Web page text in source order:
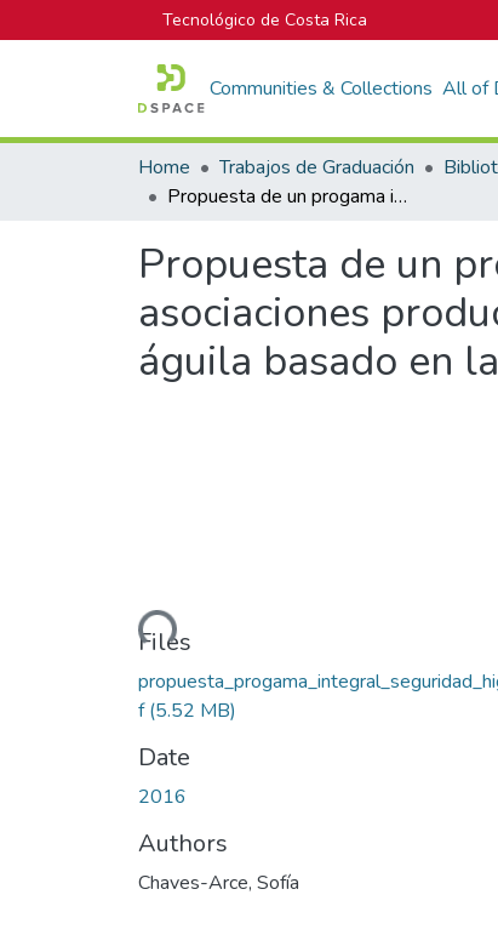
Tecnológico de Costa Rica
Communities & Collections All of
Home Trabajos de Graduación
Propuesta de un progama integral de seguridad e higiene en las asociaciones productoras de frijol y maíz de concepción de pilas y el águila basado en la metodología WISE, zona sur, Costa Rica
Propuesta de un
asociaciones
águila basado en
Loading...
Files
f(5.52 MB)
Date
2016
Authors
Chaves-Arce, Sofía